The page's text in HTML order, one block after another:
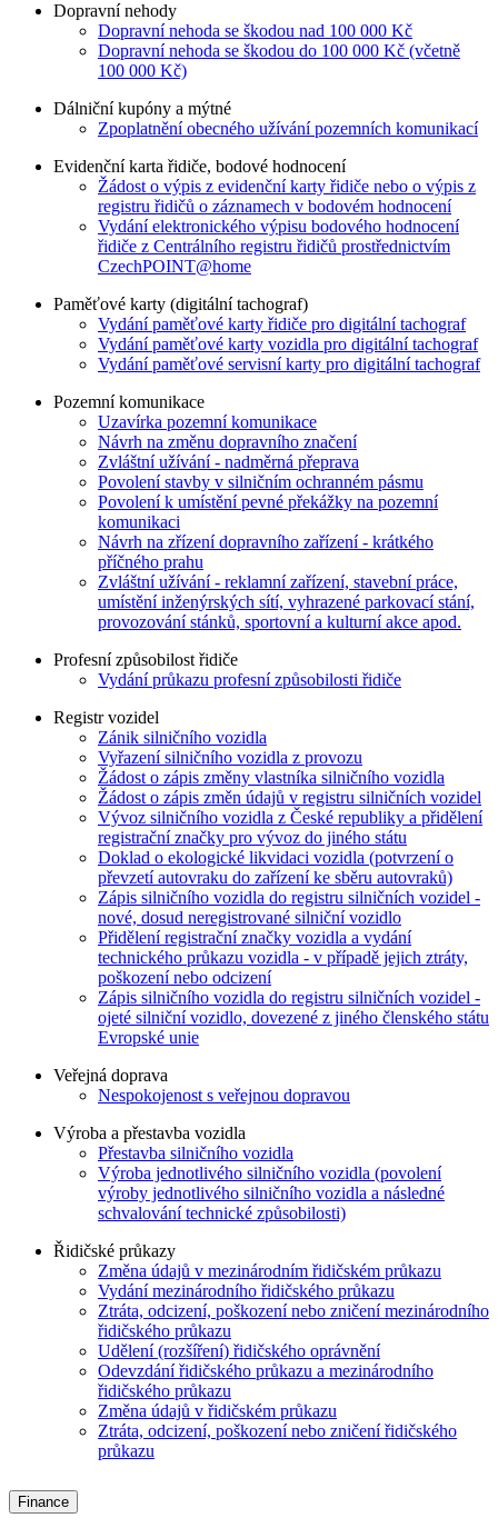
Dopravní nehody
Dopravní nehoda se škodou nad 100 000 Kč
Dopravní nehoda se škodou do 100 000 Kč (včetně
100 000 Kč)
Dálniční kupóny a mýtné
Zpoplatnění obecného užívání pozemních komunikací
Evidenční karta řidiče, bodové hodnocení
Žádost o výpis z evidenční karty řidiče nebo o výpis z
registru řidičů o záznamech v bodovém hodnocení
Vydání elektronického výpisu bodového hodnocení
řidiče z Centrálního registru řidičů prostřednictvím
CzechPOINT@home
Paměťové karty (digitální tachograf)
Vydání paměťové karty řidiče pro digitální tachograf
Vydání paměťové karty vozidla pro digitální tachograf
Vydání paměťové servisní karty pro digitální tachograf
Pozemní komunikace
Uzavírka pozemní komunikace
Návrh na změnu dopravního značení
Zvláštní užívání - nadměrná přeprava
Povolení stavby v silničním ochranném pásmu
Povolení k umístění pevné překážky na pozemní
komunikaci
Návrh na zřízení dopravního zařízení - krátkého
příčného prahu
Zvláštní užívání - reklamní zařízení, stavební práce,
umístění inženýrských sítí, vyhrazené parkovací stání,
provozování stánků, sportovní a kulturní akce apod.
Profesní způsobilost řidiče
Vydání průkazu profesní způsobilosti řidiče
Registr vozidel
Zánik silničního vozidla
Vyřazení silničního vozidla z provozu
Žádost o zápis změny vlastníka silničního vozidla
Žádost o zápis změn údajů v registru silničních vozidel
Vývoz silničního vozidla z České republiky a přidělení
registrační značky pro vývoz do jiného státu
Doklad o ekologické likvidaci vozidla (potvrzení o
převzetí autovraku do zařízení ke sběru autovraků)
Zápis silničního vozidla do registru silničních vozidel -
nové, dosud neregistrované silniční vozidlo
Přidělení registrační značky vozidla a vydání
technického průkazu vozidla - v případě jejich ztráty,
poškození nebo odcizení
Zápis silničního vozidla do registru silničních vozidel -
ojeté silniční vozidlo, dovezené z jiného členského státu
Evropské unie
Veřejná doprava
Nespokojenost s veřejnou dopravou
Výroba a přestavba vozidla
Přestavba silničního vozidla
Výroba jednotlivého silničního vozidla (povolení
výroby jednotlivého silničního vozidla a následné
schvalování technické způsobilosti)
Řidičské průkazy
Změna údajů v mezinárodním řidičském průkazu
Vydání mezinárodního řidičského průkazu
Ztráta, odcizení, poškození nebo zničení mezinárodního
řidičského průkazu
Udělení (rozšíření) řidičského oprávnění
Odevzdání řidičského průkazu a mezinárodního
řidičského průkazu
Změna údajů v řidičském průkazu
Ztráta, odcizení, poškození nebo zničení řidičského
průkazu
Finance